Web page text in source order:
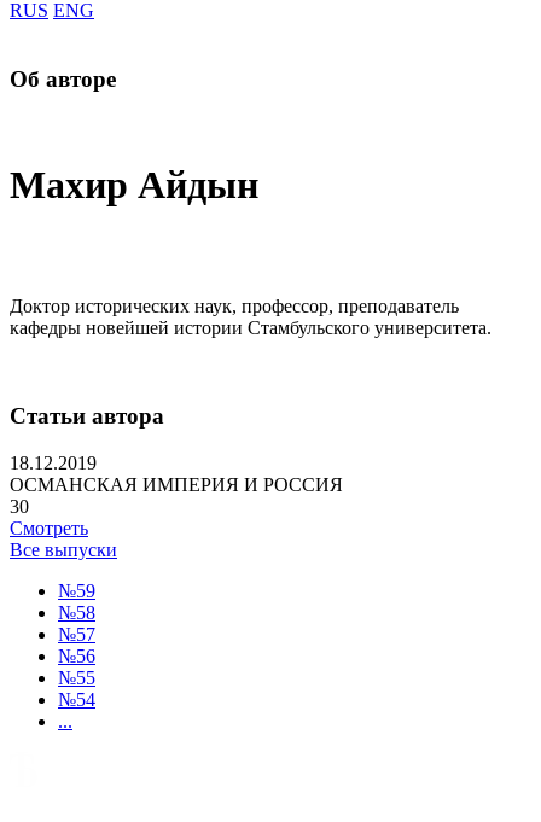
RUS ENG
Об авторе
Махир Айдын
Доктор исторических наук, профессор, преподаватель
кафедры новейшей истории Стамбульского университета.
Статьи автора
18.12.2019
ОСМАНСКАЯ ИМПЕРИЯ И РОССИЯ
30
Смотреть
Все выпуски
№59
№58
№57
№56
№55
№54
...